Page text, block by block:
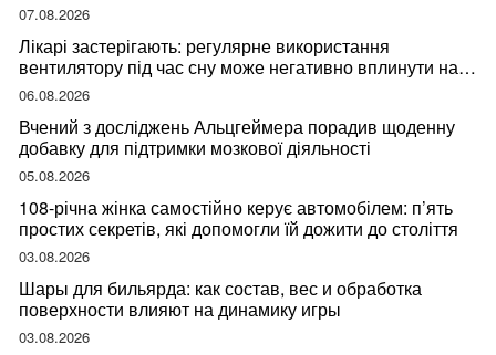
07.08.2026
Лікарі застерігають: регулярне використання
вентилятору під час сну може негативно вплинути на
ваше здоров’я
06.08.2026
Вчений з досліджень Альцгеймера порадив щоденну
добавку для підтримки мозкової діяльності
05.08.2026
108-річна жінка самостійно керує автомобілем: п’ять
простих секретів, які допомогли їй дожити до століття
03.08.2026
Шары для бильярда: как состав, вес и обработка
поверхности влияют на динамику игры
03.08.2026